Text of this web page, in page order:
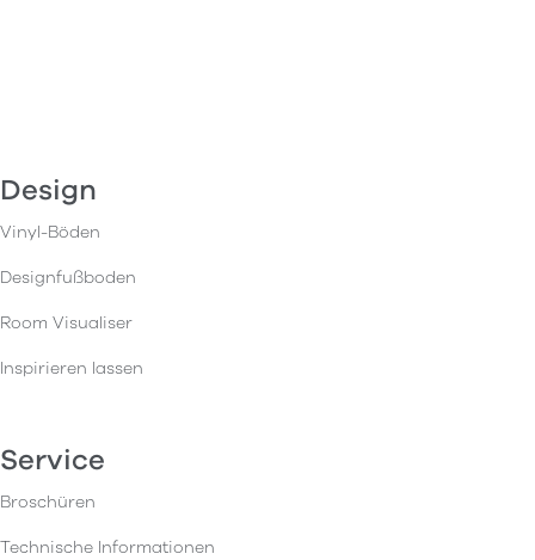
Design
Vinyl-Böden
Designfußboden
Room Visualiser
Inspirieren lassen
Service
Broschüren
Technische Informationen